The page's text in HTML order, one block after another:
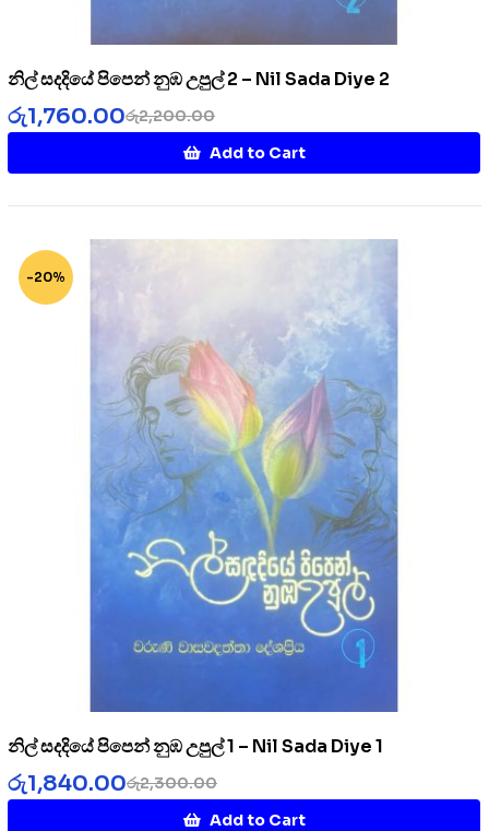
නිල් සදදියේ පිපෙන් නුඹ උපුල් 2 – Nil Sada Diye 2
රු2,200.00
රු1,760.00
Add to Cart
-20%
නිල් සදදියේ පිපෙන් නුඹ උපුල් 1 – Nil Sada Diye 1
රු2,300.00
රු1,840.00
Add to Cart